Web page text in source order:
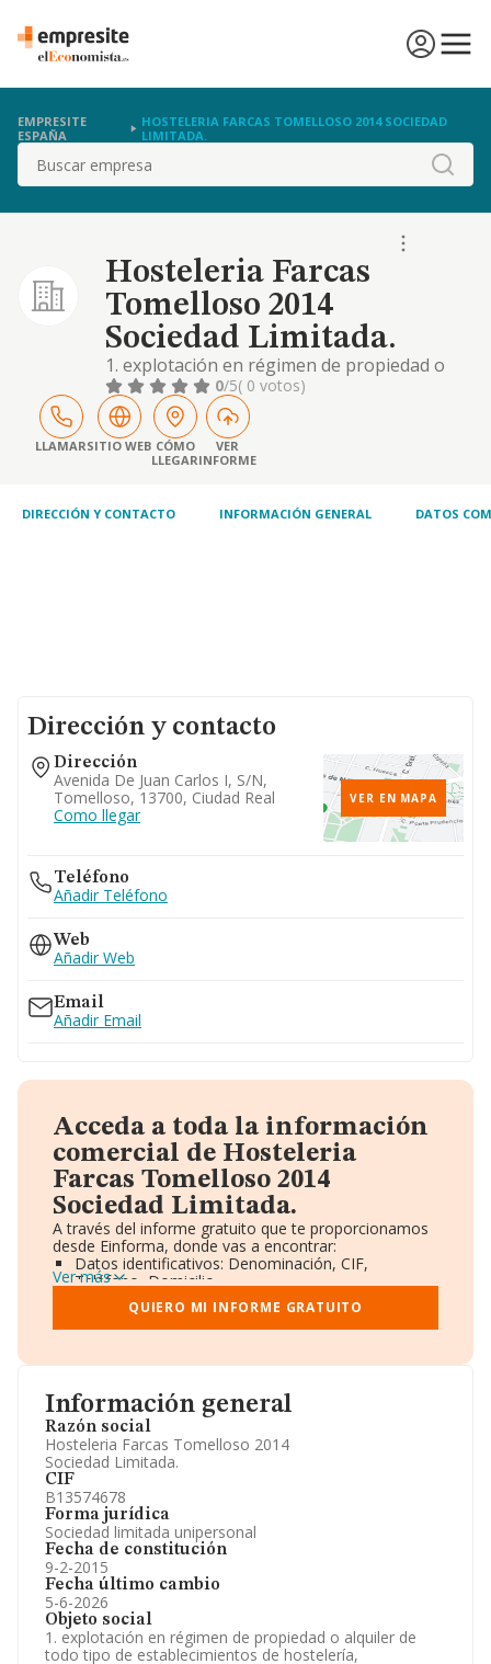
EMPRESITE
ESPAÑA
HOSTELERIA FARCAS TOMELLOSO 2014 SOCIEDAD
LIMITADA.
Buscar
Hosteleria Farcas
Tomelloso 2014
Sociedad Limitada.
1. explotación en régimen de propiedad o
alquiler de todo tipo de establecimientos de
hostelería, restaurantes -cnae 5610-, bares,
discobares, discotecas, cualquiera que sea su
categoría -cnae 5629-. 2. servicios agrícolas -
cnae 0161-. adquisición, enajenación y
0/5( 0 votos)
LLAMARSITIO WEB CÓMO
LLEGAR
VER
INFORME
DIRECCIÓN Y CONTACTO INFORMACIÓN GENERAL DATOS
Información general
Razón social
Hosteleria Farcas Tomelloso 2014
Sociedad Limitada.
CIF
B13574678
Forma jurídica
Sociedad limitada unipersonal
Fecha de constitución
9-2-2015
Fecha último cambio
5-6-2026
Objeto social
1. explotación en régimen de propiedad o alquiler de
todo tipo de establecimientos de hostelería,
Dirección y contacto
Dirección
Avenida De Juan Carlos I, S/n,
Tomelloso, 13700, Ciudad Real
Como llegar
VER EN MAPA
Teléfono
Añadir Teléfono
Web
Añadir Web
Email
Añadir Email
Acceda a toda la información
comercial de Hosteleria
Farcas Tomelloso 2014
Sociedad Limitada.
A través del informe gratuito que te proporcionamos
desde Einforma, donde vas a encontrar:
Datos identificativos: Denominación, CIF,
Teléfono, Domicilio.
Informe Mercantil Completo (BORME).
Gráficos de Evolución Ventas y Empleados.
Consejo de Administración y Administradores.
Accionistas.
Artículos de prensa publicados sobre la empresa.
Información oficial y registral complementaria.
Ver más
QUIERO MI INFORME GRATUITO